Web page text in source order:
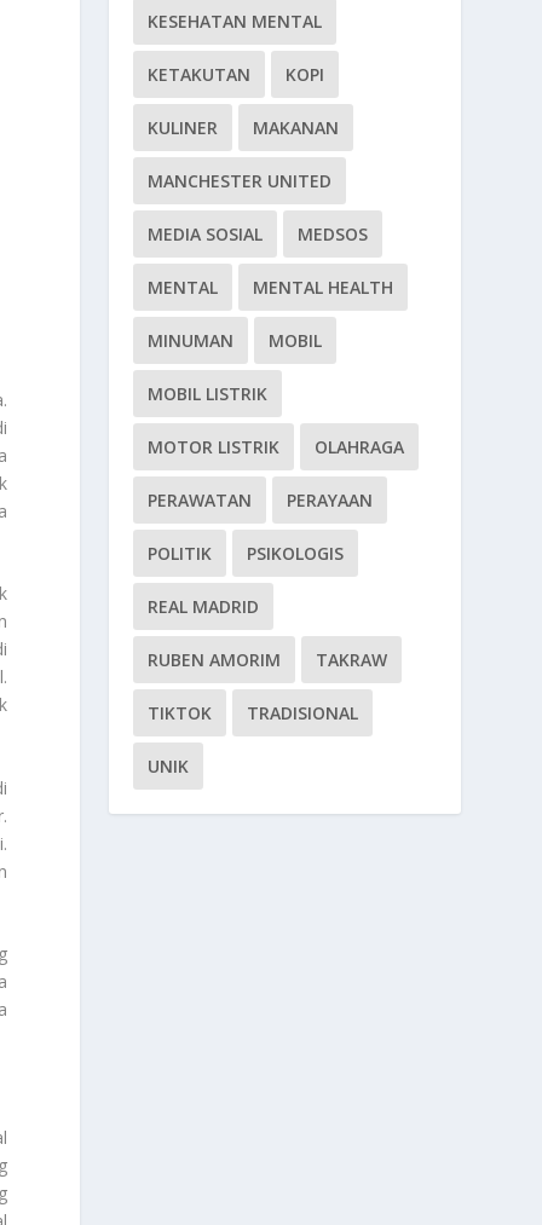
KESEHATAN MENTAL
KETAKUTAN KOPI
KULINER MAKANAN
MANCHESTER UNITED
MEDIA SOSIAL MEDSOS
MENTAL MENTAL HEALTH
MINUMAN MOBIL
MOBIL LISTRIK
MOTOR LISTRIK OLAHRAGA
PERAWATAN PERAYAAN
POLITIK PSIKOLOGIS
REAL MADRID
RUBEN AMORIM TAKRAW
TIKTOK TRADISIONAL
UNIK